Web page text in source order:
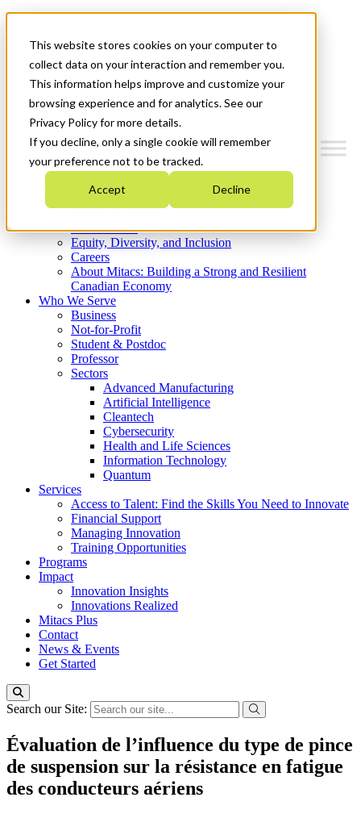
This website stores cookies on your computer to
collect data on your interaction and remember you.
This information helps improve and customize your
browsing experience and for analytics. See our
Privacy Policy for more details.
If you decline, only a single cookie will remember
your preference not to be tracked.
Accept Decline
News & Events
Get Started
Menu
Who We Are
Strategic Plan 2026-2030
What We Do
Equity, Diversity, and Inclusion
Careers
About Mitacs: Building a Strong and Resilient
Canadian Economy
Who We Serve
Business
Not-for-Profit
Student & Postdoc
Professor
Sectors
Advanced Manufacturing
Artificial Intelligence
Cleantech
Cybersecurity
Health and Life Sciences
Information Technology
Quantum
Services
Access to Talent: Find the Skills You Need to Innovate
Financial Support
Managing Innovation
Training Opportunities
Programs
Impact
Innovation Insights
Innovations Realized
Mitacs Plus
Contact
News & Events
Get Started
Search our Site:
Évaluation de l’influence du type de pince
de suspension sur la résistance en fatigue
des conducteurs aériens